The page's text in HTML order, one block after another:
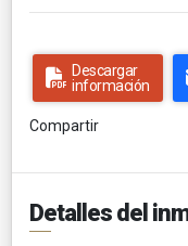
Descargar
información
Compartir
Detalles del